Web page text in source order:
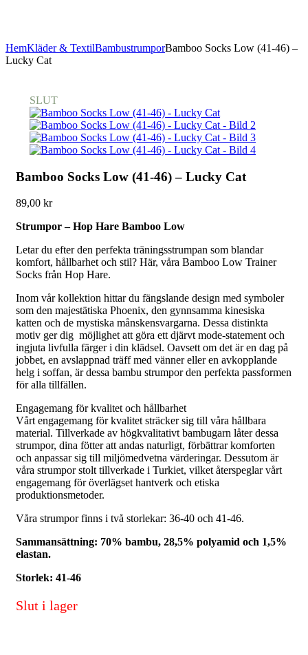
HemKläder & TextilBambustrumporBamboo Socks Low (41-46) –
Lucky Cat
SLUT
Bamboo Socks Low (41-46) – Lucky Cat
89,00 kr
Strumpor – Hop Hare Bamboo Low
Letar du efter den perfekta träningsstrumpan som blandar
komfort, hållbarhet och stil? Här, våra Bamboo Low Trainer
Socks från Hop Hare.
Inom vår kollektion hittar du fängslande design med symboler
som den majestätiska Phoenix, den gynnsamma kinesiska
katten och de mystiska månskensvargarna. Dessa distinkta
motiv ger dig möjlighet att göra ett djärvt mode-statement och
ingjuta livfulla färger i din klädsel. Oavsett om det är en dag på
jobbet, en avslappnad träff med vänner eller en avkopplande
helg i soffan, är dessa bambu strumpor den perfekta passformen
för alla tillfällen.
Engagemang för kvalitet och hållbarhet
Vårt engagemang för kvalitet sträcker sig till våra hållbara
material. Tillverkade av högkvalitativt bambugarn låter dessa
strumpor, dina fötter att andas naturligt, förbättrar komforten
och anpassar sig till miljömedvetna värderingar. Dessutom är
våra strumpor stolt tillverkade i Turkiet, vilket återspeglar vårt
engagemang för överlägset hantverk och etiska
produktionsmetoder.
Våra strumpor finns i två storlekar: 36-40 och 41-46.
Sammansättning: 70% bambu, 28,5% polyamid och 1,5%
elastan.
Storlek: 41-46
Slut i lager